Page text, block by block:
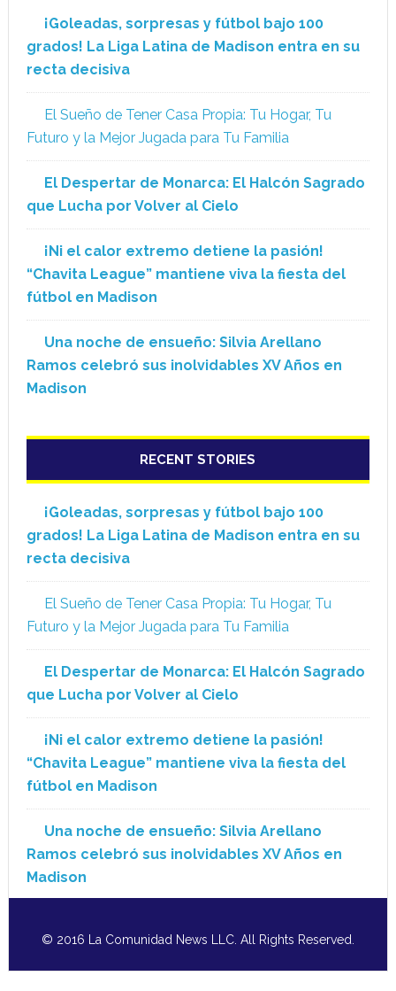
¡Goleadas, sorpresas y fútbol bajo 100
grados! La Liga Latina de Madison entra en su
recta decisiva
El Sueño de Tener Casa Propia: Tu Hogar, Tu
Futuro y la Mejor Jugada para Tu Familia
El Despertar de Monarca: El Halcón Sagrado
que Lucha por Volver al Cielo
¡Ni el calor extremo detiene la pasión!
“Chavita League” mantiene viva la fiesta del
fútbol en Madison
Una noche de ensueño: Silvia Arellano
Ramos celebró sus inolvidables XV Años en
Madison
RECENT STORIES
¡Goleadas, sorpresas y fútbol bajo 100
grados! La Liga Latina de Madison entra en su
recta decisiva
El Sueño de Tener Casa Propia: Tu Hogar, Tu
Futuro y la Mejor Jugada para Tu Familia
El Despertar de Monarca: El Halcón Sagrado
que Lucha por Volver al Cielo
¡Ni el calor extremo detiene la pasión!
“Chavita League” mantiene viva la fiesta del
fútbol en Madison
Una noche de ensueño: Silvia Arellano
Ramos celebró sus inolvidables XV Años en
Madison
© 2016 La Comunidad News LLC. All Rights Reserved.